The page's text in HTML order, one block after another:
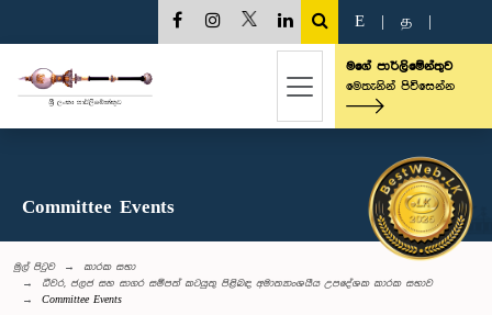
E த
මගේ පාර්ලිමේන්තුව
මෙතැනින් පිවිසෙන්න
Committee Events
මුල් පිටුව
කාරක සභා
ධීවර, ජලජ සහ සාගර සම්පත් කටයුතු පිළිබඳ අමාත්‍යාංශයීය උපදේශක කාරක සභාව
Committee Events